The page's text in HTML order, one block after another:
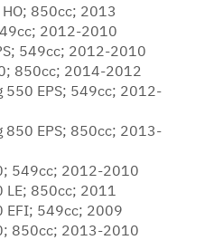
850cc; 2013
2012-2010
549cc; 2012-2010
850cc; 2014-2012
550 EPS; 549cc; 2012-
850 EPS; 850cc; 2013-
549cc; 2012-2010
LE; 850cc; 2011
EFI; 549cc; 2009
850cc; 2013-2010